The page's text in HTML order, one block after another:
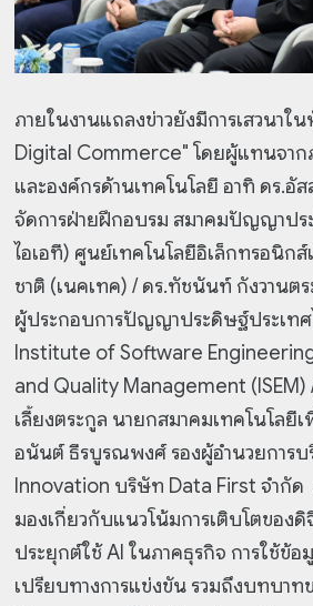
ภายในงานแถลงข่าวยังมีการเสวนาใ
Digital Commerce" โดยผู้แทนจาก
และองค์กรด้านเทคโนโลยี อาทิ ดร.อั
จัดการฝ่ายฝึกอบรม สมาคมปัญญาปร
ไอเอที) ศูนย์เทคโนโลยีอิเล็กทรอนิก
ชาติ (เนคเทค) / ดร.ทัชนันท์ กังวานต
ผู้ประกอบการปัญญาประดิษฐ์ประเท
Institute of Software
and Quality Management
เลี้ยงตระกูล นายกสมาคมเทคโนโลยี
อนันต์ ธีรบูรณพงศ์ รองผู้อำนวยการบ
Innovation บริษัท Data First จำกั
มองเกี่ยวกับแนวโน้มการเติบโตของดิ
ประยุกต์ใช้ AI ในภาคธุรกิจ การใช้ข้อ
เปรียบทางการแข่งขัน รวมถึงบทบาท